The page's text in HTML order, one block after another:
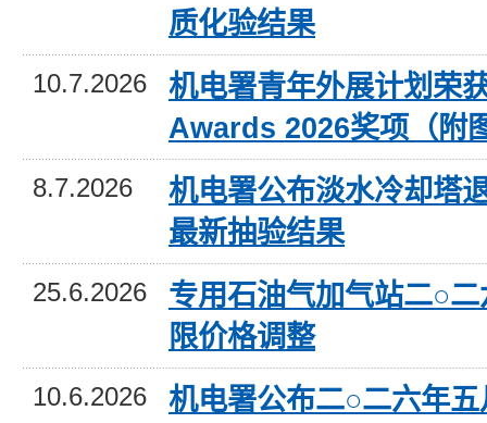
质化验结果
10.7.2026
机电署青年外展计划荣
Awards 2026奖项（附
8.7.2026
机电署公布淡水冷却塔
最新抽验结果
25.6.2026
专用石油气加气站二○
限价格调整
10.6.2026
机电署公布二○二六年